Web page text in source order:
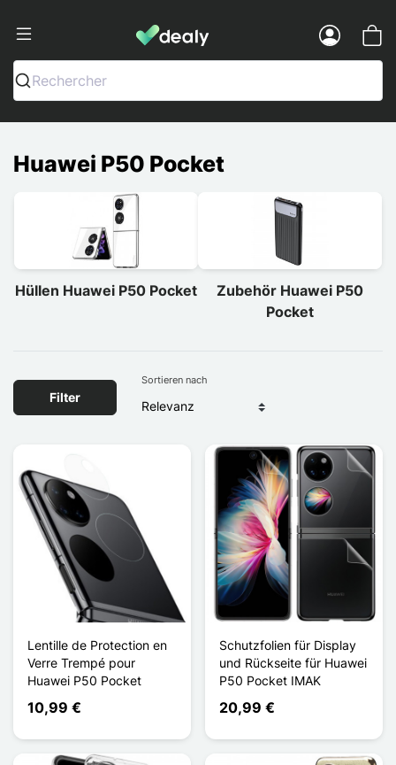
Dealy - Hüllen und Zubehör für
Rechercher
Huawei P50 Pocket
Hüllen Huawei P50 Pocket
Zubehör Huawei P50
Pocket
Filter
Sortieren nach
Lentille de Protection en
Verre Trempé pour
Huawei P50 Pocket
10,99 €
Schutzfolien für Display
und Rückseite für Huawei
P50 Pocket IMAK
20,99 €